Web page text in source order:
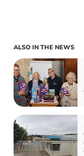
ALSO IN THE NEWS